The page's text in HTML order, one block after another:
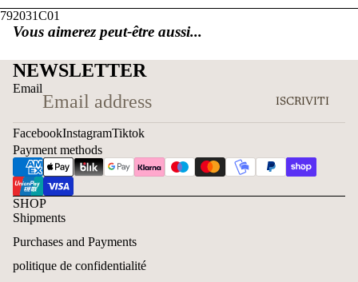
792031C01
Vous aimerez peut-être aussi...
NEWSLETTER
Email
ISCRIVITI
FacebookInstagramTiktok
Payment methods
SHOP
Shipments
Purchases and Payments
politique de confidentialité